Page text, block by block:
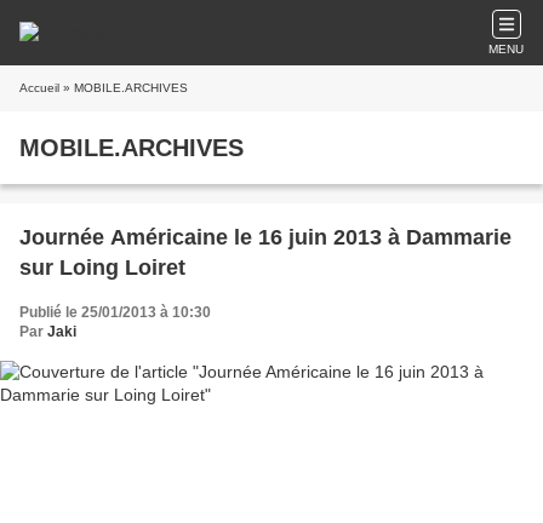
MENU
Accueil » MOBILE.ARCHIVES
MOBILE.ARCHIVES
Journée Américaine le 16 juin 2013 à Dammarie
sur Loing Loiret
Publié le 25/01/2013 à 10:30
Par Jaki